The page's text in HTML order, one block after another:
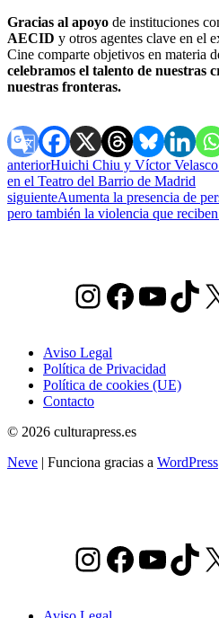
Gracias al apoyo de instituciones
AECID y otros agentes clave en el
Cine comparte objetivos en materia
celebramos el talento de nuestras
nuestras fronteras.
anteriorHuichi Chiu y Víctor Velasco
en el Teatro del Barrio de Madrid
siguienteAumenta la presencia de
pero también la violencia que
Instagram
Aviso Legal
Política de Privacidad
Política de cookies (UE)
Contacto
© 2026 culturapress.es
Neve | Funciona gracias a WordPress
Instagram